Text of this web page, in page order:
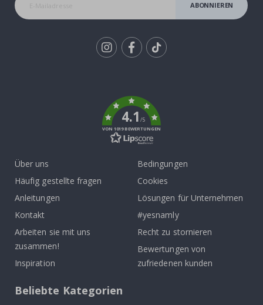
ABONNIEREN
4.1/5
VON 1019 BEWERTUNGEN
Über uns
Häufig gestellte fragen
Anleitungen
Kontakt
Arbeiten sie mit uns
zusammen!
Inspiration
Bedingungen
Cookies
Lösungen für Unternehmen
#yesnamly
Recht zu stornieren
Bewertungen von
zufriedenen kunden
Beliebte Kategorien